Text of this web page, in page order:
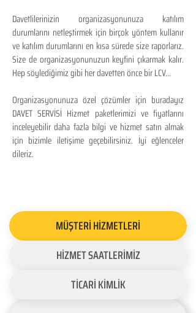
Davetlilerinizin organizasyonunuza katılım
durumlarını netleştirmek için birçok yöntem kullanır
ve katılım durumlarını en kısa sürede size raporlarız.
Size de organizasyonunuzun keyfini çıkarmak kalır.
Hep söylediğimiz gibi her davetten önce bir LCV...
Organizasyonunuza özel çözümler için buradayız
DAVET SERVİSİ Hizmet paketlerimizi ve fiyatlarını
inceleyebilir daha fazla bilgi ve hizmet satın almak
için bizimle iletişime geçebilirsiniz. İyi eğlenceler
dileriz.
MÜŞTERİ HİZMETLERİ
HİZMET SAATLERİMİZ
TİCARİ KİMLİK